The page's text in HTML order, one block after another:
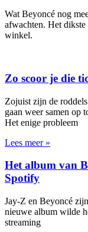
Wat Beyoncé nog
afwachten. Het
winkel.
Zo scoor je die
Zojuist zijn de
gaan weer samen op
Het enige probleem
Lees meer »
Het album van
Spotify
Jay-Z en Beyoncé
nieuwe album wilde
streaming